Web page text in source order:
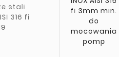
stali
316 fi